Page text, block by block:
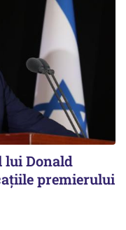
lui Donald
premierului